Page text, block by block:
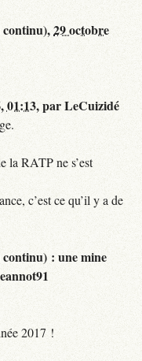
continu),29 octobre
01:13,parLeCuizidé
la RATP ne s’est
c’est ce qu’il y a de
: une mine
2017 !